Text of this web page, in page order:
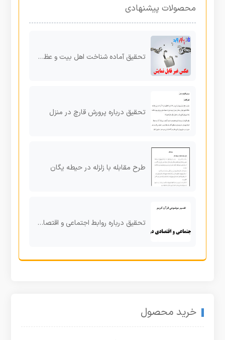
محصولات پیشنهادی
تحقیق آماده شناخت اهل بیت و عظمت زیارت عاشورا
تحقیق درباره پرورش قارچ در منزل
طرح مقابله با زلزله در حیطه یگان
تحقیق درباره روابط اجتماعی و اقتصادی در قرآن
خرید محصول